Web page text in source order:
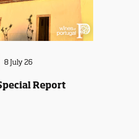
8 July 26
Report